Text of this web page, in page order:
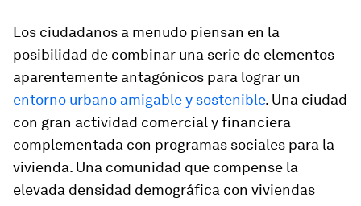
Los ciudadanos a menudo piensan en la
posibilidad de combinar una serie de elementos
aparentemente antagónicos para lograr un
entorno urbano amigable y sostenible. Una ciudad
con gran actividad comercial y financiera
complementada con programas sociales para la
vivienda. Una comunidad que compense la
elevada densidad demográfica con viviendas